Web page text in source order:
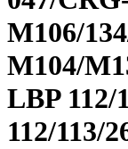
M106/
M104/
LBP 112/
112/113/